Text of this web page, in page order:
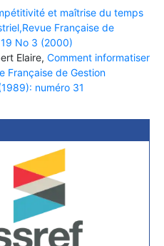
et maîtrise du temps
Française de
No 3 (2000)
Elaire, Comment informatiser
Française de Gestion
numéro 31